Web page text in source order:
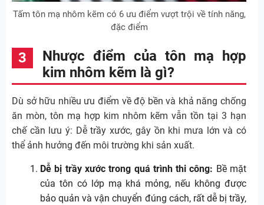
Tấm tôn mạ nhôm kẽm có 6 ưu điểm vượt trội về tính năng,
đặc điểm
Nhược điểm của tôn mạ hợp
kim nhôm kẽm là gì?
Dù sở hữu nhiều ưu điểm về độ bền và khả năng chống
ăn mòn, tôn mạ hợp kim nhôm kẽm vẫn tồn tại 3 hạn
chế cần lưu ý: Dễ trầy xước, gây ồn khi mưa lớn và có
thể ảnh hưởng đến môi trường khi sản xuất.
Dễ bị trầy xước trong quá trình thi công: Bề mặt
của tôn có lớp mạ khá mỏng, nếu không được
bảo quản và vận chuyển đúng cách, rất dễ bị trầy,